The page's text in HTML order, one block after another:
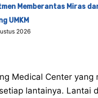
Memberantas Miras
UMKM
2026
Medical Center
lantainya. Lantai